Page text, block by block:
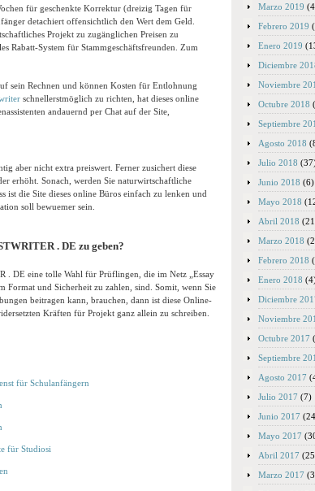
für geschenkte Korrektur (dreizig Tagen für
detachiert offensichtlich den Wert dem Geld.
Projekt zu zugänglichen Preisen zu
Rabatt-System für Stammgeschäftsfreunden. Zum
sein Rechnen und können Kosten für Entlohnung
schnellerstmöglich zu richten, hat dieses online
andauernd per Chat auf der Site,
aber nicht extra preiswert. Ferner zusichert diese
erhöht. Sonach, werden Sie naturwirtschaftliche
ist die Site dieses online Büros einfach zu lenken und
soll bewuemer sein.
. DE zu geben?
. DE eine tolle Wahl für Prüflingen, die im Netz „Essay
Format und Sicherheit zu zahlen, sind. Somit, wenn Sie
beitragen kann, brauchen, dann ist diese Online-
Kräften für Projekt ganz allein zu schreiben.
für Schulanfängern
für Studiosi
Marzo 2019
Febrero 2019
Enero 2019
Diciembre
Noviembre
Octubre 2018
Septiembre
Agosto 2018
Julio 2018
Junio 2018 (6)
Mayo 2018
Abril 2018
Marzo 2018
Febrero 2018
Enero 2018
Diciembre
Noviembre
Octubre 2017
Septiembre
Agosto 2017
Julio 2017 (7)
Junio 2017
Mayo 2017
Abril 2017
Marzo 2017